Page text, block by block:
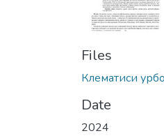
Files
Клематиси
Date
2024